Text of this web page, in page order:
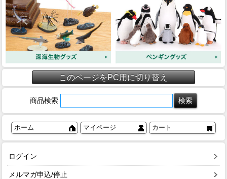
このページをPC用に切り替え
商品検索
ホーム マイページ カート
ログイン
メルマガ申込/停止